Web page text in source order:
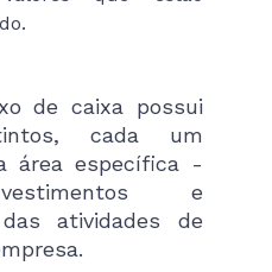
de caixa possui
cada um
área específica -
e
atividades de